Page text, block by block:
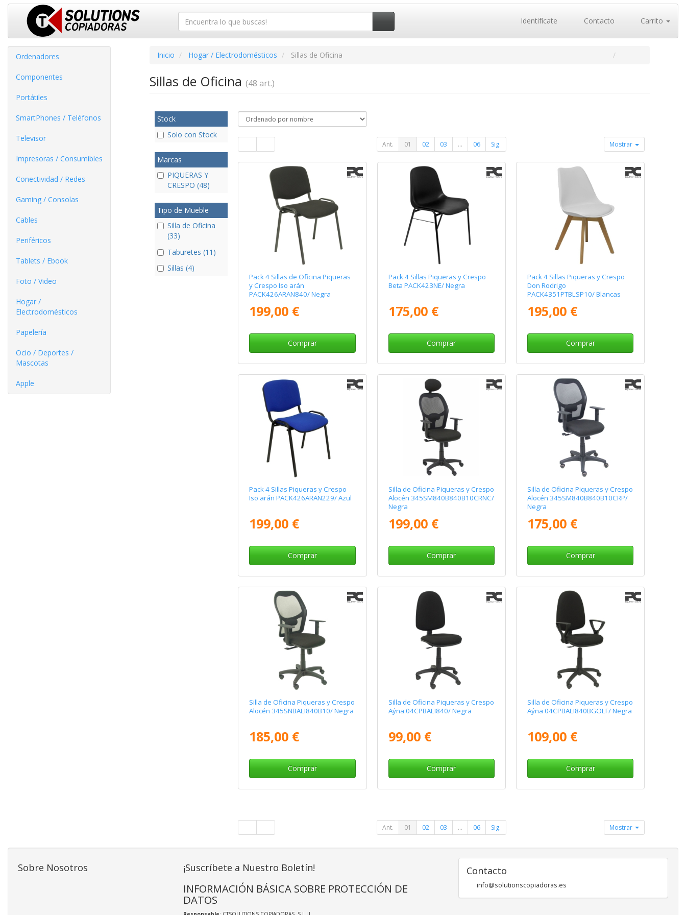
Identifícate Contacto Carrito
Ordenadores
Componentes
Portátiles
SmartPhones / Teléfonos
Televisor
Impresoras / Consumibles
Conectividad / Redes
Gaming / Consolas
Cables
Periféricos
Tablets / Ebook
Foto / Video
Hogar /
Electrodomésticos
Papelería
Ocio / Deportes /
Mascotas
Apple
Inicio Hogar / Electrodomésticos Sillas de Oficina
Sillas de Oficina (48 art.)
Stock
Solo con Stock
Marcas
PIQUERAS Y
CRESPO (48)
Tipo de Mueble
Silla de Oficina
(33)
Taburetes (11)
Sillas (4)
Ant. 01 02 03 ... 06 Sig. Mostrar
Pack 4 Sillas de Oficina Piqueras
y Crespo Iso arán
PACK426ARAN840/ Negra
199,00 €
Comprar
Pack 4 Sillas Piqueras y Crespo
Beta PACK423NE/ Negra
175,00 €
Comprar
Pack 4 Sillas Piqueras y Crespo
Don Rodrigo
PACK4351PTBLSP10/ Blancas
195,00 €
Comprar
Pack 4 Sillas Piqueras y Crespo
Iso arán PACK426ARAN229/ Azul
199,00 €
Comprar
Silla de Oficina Piqueras y Crespo
Alocén 345SM840B840B10CRNC/
Negra
199,00 €
Comprar
Silla de Oficina Piqueras y Crespo
Alocén 345SM840B840B10CRP/
Negra
175,00 €
Comprar
Silla de Oficina Piqueras y Crespo
Alocén 345SNBALI840B10/ Negra
185,00 €
Comprar
Silla de Oficina Piqueras y Crespo
Aýna 04CPBALI840/ Negra
99,00 €
Comprar
Silla de Oficina Piqueras y Crespo
Aýna 04CPBALI840BGOLF/ Negra
109,00 €
Comprar
Ant. 01 02 03 ... 06 Sig. Mostrar
Sobre Nosotros ¡Suscríbete a Nuestro Boletín!
INFORMACIÓN BÁSICA SOBRE PROTECCIÓN DE
DATOS
Contacto
info@solutionscopiadoras.es